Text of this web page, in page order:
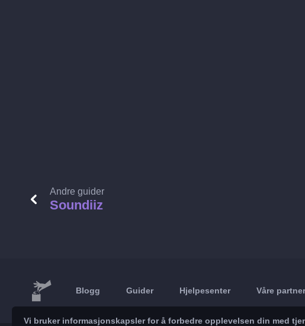
Andre guider
Soundiiz
Blogg Guider Hjelpesenter Våre
Vi bruker informasjonskapsler for å forbedre opplevelsen din med